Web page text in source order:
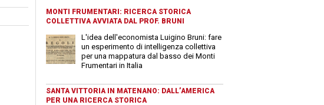
MONTI FRUMENTARI: RICERCA STORICA
COLLETTIVA AVVIATA DAL PROF. BRUNI
L'idea dell'economista Luigino Bruni: fare
un esperimento di intelligenza collettiva
per una mappatura dal basso dei Monti
Frumentari in Italia
SANTA VITTORIA IN MATENANO: DALL’AMERICA
PER UNA RICERCA STORICA